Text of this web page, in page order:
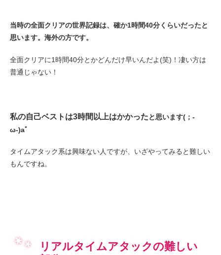
当時の全面クリアの世界記録は、確か1時間40分くらいだったと
思います。海外の方です。
全面クリアに1時間40分とかどんだけ早いんだよ(笑)！凄い方は
普通じゃない！
私の自己ベストは3時間以上はかかったと思います(；-
ω-)aﾞ
タイムアタック系は興味ない人ですが、いざやってみると難しい
もんですね。
リアルタイムアタックの難しい